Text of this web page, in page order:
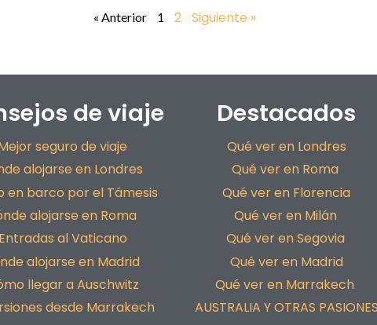
« Anterior 1 2 Siguiente »
de viaje
seguro de viaje
alojarse en Londres
en barco por el Támesis
alojarse en Roma
Entradas al Vaticano
alojarse en Madrid
llegar a Auschwitz
desde Marrakech
Destacados
Qué ver en Londres
Qué ver en Roma
Qué ver en Florencia
Qué ver en Milán
Qué ver en Segovia
Qué ver en Madrid
Qué ver en Marrakech
AUSTRALIA Y OTRAS PASIONES